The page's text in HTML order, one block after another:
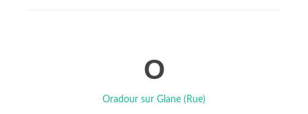
O
Oradour sur Glane (Rue)